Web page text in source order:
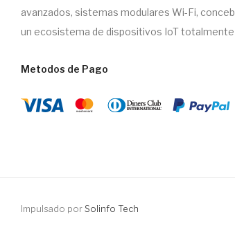
avanzados, sistemas modulares Wi-Fi,
un ecosistema de dispositivos IoT
Metodos de Pago
Impulsado porSolinfo Tech